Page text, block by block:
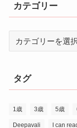
カテゴリー
タグ
1歳 3歳 5歳
Deepavali I can